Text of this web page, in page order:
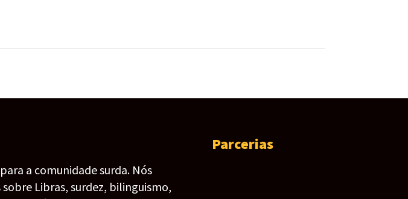
a comunidade surda. Nós
Libras, surdez, bilinguismo,
Parcerias